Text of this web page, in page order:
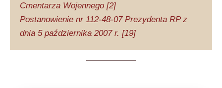
Cmentarza Wojennego [2]
Postanowienie nr 112-48-07 Prezydenta RP z
dnia 5 października 2007 r. [19]